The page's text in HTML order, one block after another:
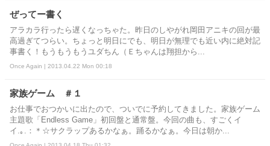
ぜってー書く
アラカラ行ったら遅くなっちゃた。昨日のしやがれ岡田アニキの回が最
高過ぎてつらい。ちょっと明日にでも、明日が無理でも近い内に絶対記
事書く！もうもうもうユダちん（Ｅちゃんは翔担から...
Once Again | 2013.04.22 Mon 00:18
家族ゲーム ＃１
お仕事でおつかいに出たので、ついでに予約してきました。家族ゲーム
主題歌「Endless Game」初回盤と通常盤。今回の曲も、すごくイ
イ.｡.：＊☆サクラップあるかなぁ。踊るかなぁ。今日は朝か...